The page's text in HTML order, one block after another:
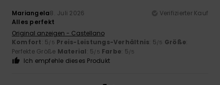
Mariangela8. Juli 2026
Verifizierter Kauf
Alles perfekt
Original anzeigen - Castellano
Komfort: 5/5 Preis-Leistungs-Verhältnis: 5/5 Größe:
Perfekte Größe Material: 5/5 Farbe: 5/5
Ich empfehle dieses Produkt